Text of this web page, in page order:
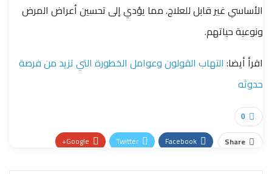
الأساسي غير قابل للعلاج. مما يؤدي إلى تحسين أعراض المرض
ونوعية حياتهم.
اقرأ أيضا: التهاب القولون وعوامل الخطورة التي تزيد من فرصة
حدوثه
0
Share
Facebook
Twitter
Google+